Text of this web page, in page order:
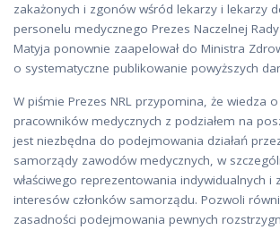
zakażonych i zgonów wśród lekarzy i lekarzy
personelu medycznego Prezes Naczelnej
Matyja ponownie zaapelował do Ministra
o systematyczne publikowanie powyższych
W piśmie Prezes NRL przypomina, że wiedza
pracowników medycznych z podziałem na
jest niezbędna do podejmowania działań
samorządy zawodów medycznych, w
właściwego reprezentowania indywidualnych i
interesów członków samorządu. Pozwoli
zasadności podejmowania pewnych